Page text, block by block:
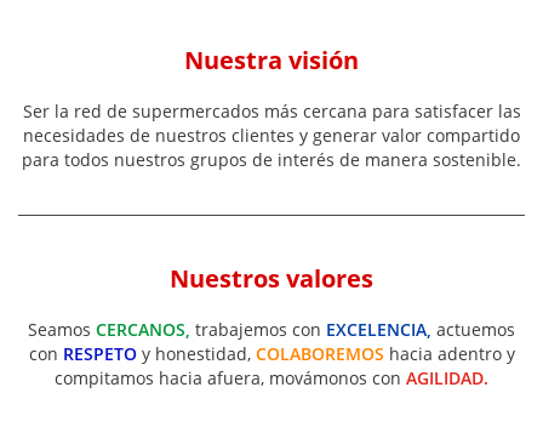
Nuestra visión
Ser la red de supermercados más cercana para satisfacer las
necesidades de nuestros clientes y generar valor compartido
para todos nuestros grupos de interés de manera sostenible.
Nuestros valores
Seamos CERCANOS, trabajemos con EXCELENCIA, actuemos
con RESPETO y honestidad, COLABOREMOS hacia adentro y
compitamos hacia afuera, movámonos con AGILIDAD.